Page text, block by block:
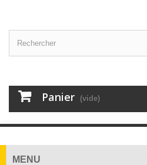
Panier (vide)
MENU